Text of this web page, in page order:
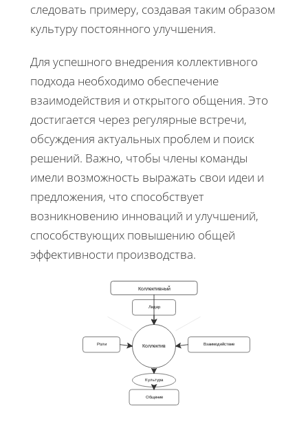
следовать примеру, создавая таким образом
культуру постоянного улучшения.
Для успешного внедрения коллективного
подхода необходимо обеспечение
взаимодействия и открытого общения. Это
достигается через регулярные встречи,
обсуждения актуальных проблем и поиск
решений. Важно, чтобы члены команды
имели возможность выражать свои идеи и
предложения, что способствует
возникновению инноваций и улучшений,
способствующих повышению общей
эффективности производства.
Коллективный
Лидер
Роли Взаимодействие
Общение
Коллектив
Культура